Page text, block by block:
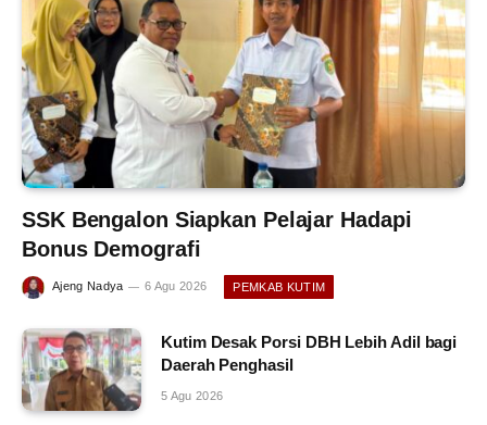
SSK Bengalon Siapkan Pelajar Hadapi
Bonus Demografi
Ajeng Nadya 6 Agu 2026 PEMKAB KUTIM
Kutim Desak Porsi DBH Lebih Adil bagi
Daerah Penghasil
5 Agu 2026